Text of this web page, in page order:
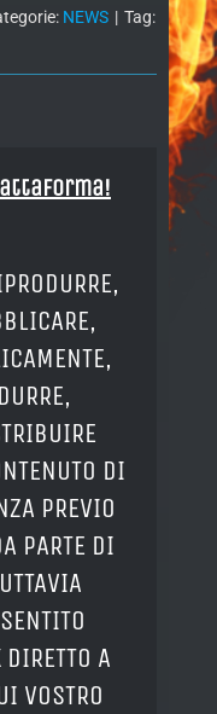
NEWS | Tag:
DI
PREVIO
PARTE DI
A
VOSTRO